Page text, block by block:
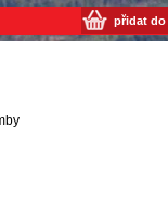
přidat do